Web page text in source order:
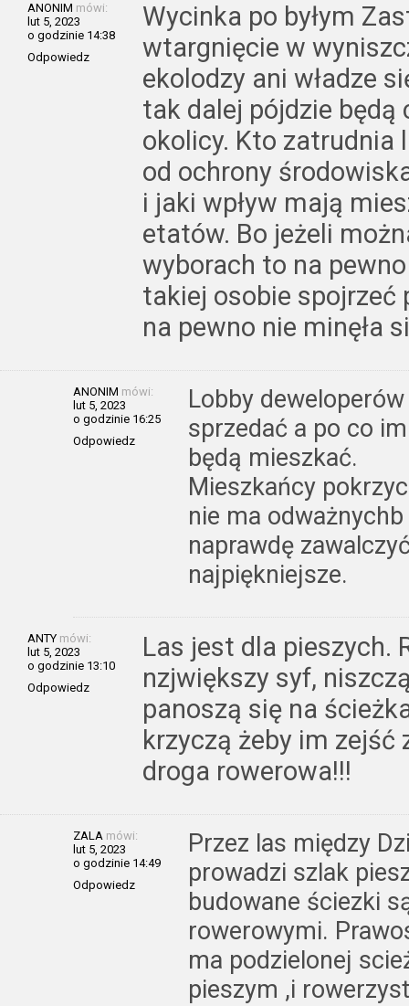
ANONIM mówi:
lut 5, 2023
o godzinie 14:38
Odpowiedz
Wycinka po byłym
wtargnięcie w
ekolodzy ani władze
tak dalej pójdzie
okolicy. Kto zatrudnia
od ochrony
i jaki wpływ mają
etatów. Bo jeżeli
wyborach to na
takiej osobie spojrzeć
na pewno nie minęła
ANONIM mówi:
lut 5, 2023
o godzinie 16:25
Odpowiedz
Lobby
sprzedać a po co
będą mieszkać.
Mieszkańcy
nie ma
naprawdę
najpiękniejsze.
ANTY mówi:
lut 5, 2023
o godzinie 13:10
Odpowiedz
Las jest dla pieszych.
nzjwiększy syf,
panoszą się na
krzyczą żeby im zejść
droga rowerowa!!!
ZALA mówi:
lut 5, 2023
o godzinie 14:49
Odpowiedz
Przez las między
prowadzi szlak
budowane ściezki
rowerowymi.
ma podzielonej
pieszym ,i